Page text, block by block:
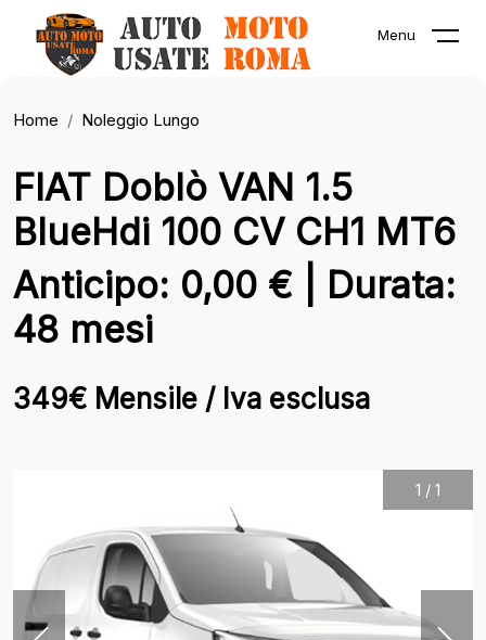
Menu
Home Noleggio Lungo
FIAT Doblò VAN 1.5
BlueHdi 100 CV CH1 MT6
Anticipo: 0,00 € | Durata:
48 mesi
349€ Mensile / Iva esclusa
1 / 1